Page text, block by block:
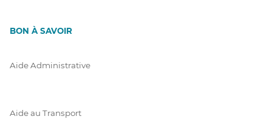
BON À SAVOIR
Aide Administrative
Aide au Transport